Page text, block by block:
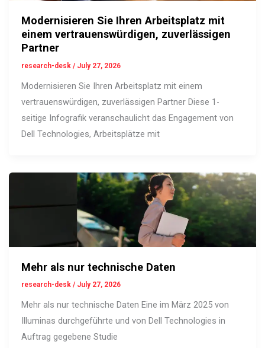
Modernisieren Sie Ihren Arbeitsplatz mit
einem vertrauenswürdigen, zuverlässigen
Partner
research-desk/ July 27, 2026
Modernisieren Sie Ihren Arbeitsplatz mit einem
vertrauenswürdigen, zuverlässigen Partner Diese 1-
seitige Infografik veranschaulicht das Engagement von
Dell Technologies, Arbeitsplätze mit
Mehr als nur technische Daten
research-desk/ July 27, 2026
Mehr als nur technische Daten Eine im März 2025 von
Illuminas durchgeführte und von Dell Technologies in
Auftrag gegebene Studie